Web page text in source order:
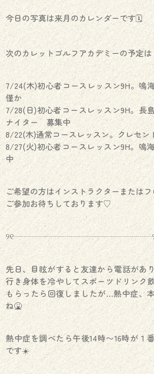
今日の写真は来月のカレンダーです🗓
次のカレットゴルフアカデミーの予定は
7/24(木)初心者コースレッスン9H。
僅か
7/28(日)初心者コースレッスン9H。長
ナイター 募集中
8/22(木)通常コースレッスン。クレセ
8/27(火)初心者コースレッスン9H。
中
ご希望の方はインストラクターまたは
ご参加お待ちしております♡
先日、目眩がすると友達から電話があ
行き身体を冷やしてスポーツドリンク
もらったら回復しましたが…熱中症、
ね🤮
熱中症を調べたら午後14時〜16時が１
です☀️